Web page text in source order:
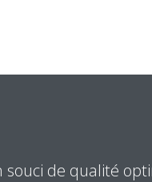
de qualité